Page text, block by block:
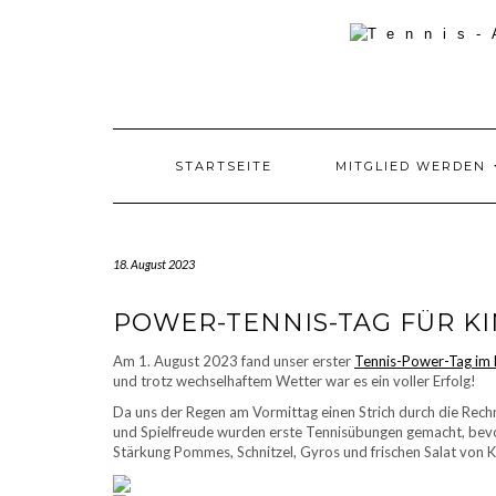
STARTSEITE MITGLIED WERDEN
18. August 2023
POWER-TENNIS-TAG FÜR
Am 1. August 2023 fand unser erster Tennis-Power-Tag
und trotz wechselhaftem Wetter war es ein voller Erfolg!
Da uns der Regen am Vormittag einen Strich durch die
und Spielfreude wurden erste Tennisübungen gemacht,
Stärkung Pommes, Schnitzel, Gyros und frischen Salat von